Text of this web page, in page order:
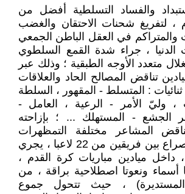
والفساد التسلطية أفضل من
، لتفريغ شحنات الاحتقان والغضب
والمتراكم في العقل الباطن الجمعي
الدنيا ، جراء شدة القمع السلطوي
متعدد الأوجه الطبقية ؛ وذلك عبر
تناقض المصالح الحاد والعلاقات
ثنائيات : المتسلط - المقهور ، السلطة
، وليّ الأمر - الرعية ، العامل -
الجشع - المستهلك ... ؛ بإزاحته
المشاعر مختلفة التمظهرات
الاجتماعية ، في الصراع بين فريقين من 22 لاعبا ، يجري
داخل ميادين مباريات كرة القدم ،
أسماء ونعوتا اصطلاحية براقة ، من
، حيث تتحول جموع